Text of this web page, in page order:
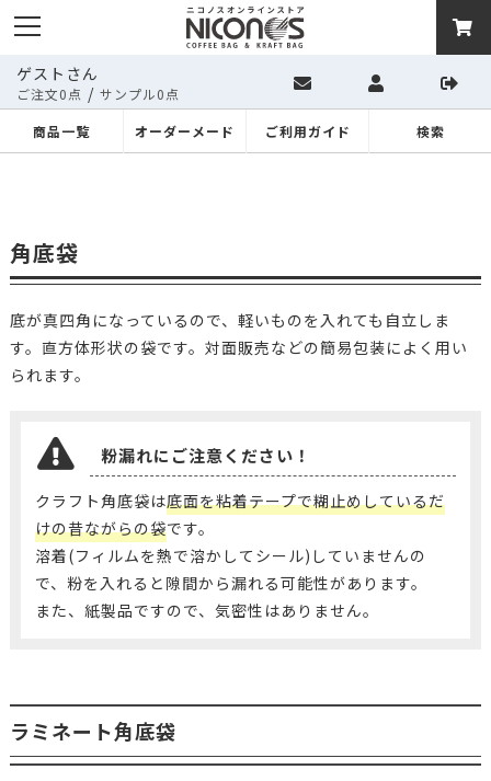
ゲストさん
ご注文0点 / サンプル0点
商品一覧
オーダーメード ご利用ガイド 検索
角底袋
底が真四角になっているので、軽いものを入れても自立しま
す。直方体形状の袋です。対面販売などの簡易包装によく用い
られます。
粉漏れにご注意ください！
クラフト角底袋は底面を粘着テープで糊止めしているだ
けの昔ながらの袋です。
溶着(フィルムを熱で溶かしてシール)していませんの
で、粉を入れると隙間から漏れる可能性があります。
また、紙製品ですので、気密性はありません。
ラミネート角底袋